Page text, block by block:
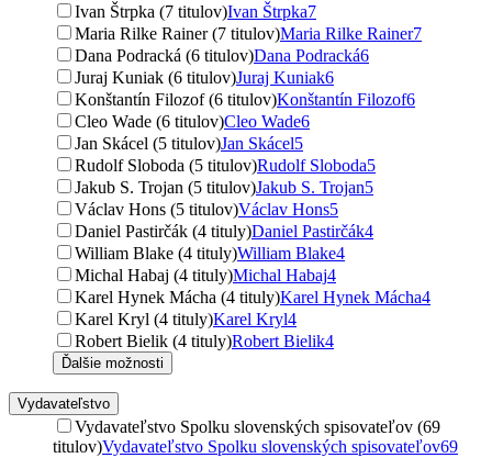
Ivan Štrpka (7 titulov)Ivan Štrpka7
Maria Rilke Rainer (7 titulov)Maria Rilke Rainer7
Dana Podracká (6 titulov)Dana Podracká6
Juraj Kuniak (6 titulov)Juraj Kuniak6
Konštantín Filozof (6 titulov)Konštantín Filozof6
Cleo Wade (6 titulov)Cleo Wade6
Jan Skácel (5 titulov)Jan Skácel5
Rudolf Sloboda (5 titulov)Rudolf Sloboda5
Jakub S. Trojan (5 titulov)Jakub S. Trojan5
Václav Hons (5 titulov)Václav Hons5
Daniel Pastirčák (4 tituly)Daniel Pastirčák4
William Blake (4 tituly)William Blake4
Michal Habaj (4 tituly)Michal Habaj4
Karel Hynek Mácha (4 tituly)Karel Hynek Mácha4
Karel Kryl (4 tituly)Karel Kryl4
Robert Bielik (4 tituly)Robert Bielik4
Ďalšie možnosti
Vydavateľstvo
Vydavateľstvo Spolku slovenských spisovateľov (69
titulov)Vydavateľstvo Spolku slovenských spisovateľov69